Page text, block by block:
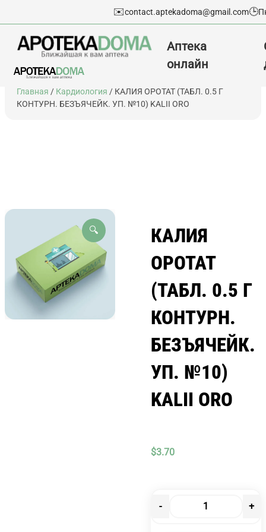
Перейти
содержимому
✉️contact.aptekadoma@gmail.com🕒
Аптека
онлайн
Главная / Кардиология / КАЛИЯ ОРОТАТ (ТАБЛ. 0.5 Г
КОНТУРН. БЕЗЪЯЧЕЙК. УП. №10) KALII ORO
🔍
КАЛИЯ
ОРОТАТ
(ТАБЛ. 0.5 Г
КОНТУРН.
БЕЗЪЯЧЕЙК.
УП. №10)
KALII ORO
$3.70
- +